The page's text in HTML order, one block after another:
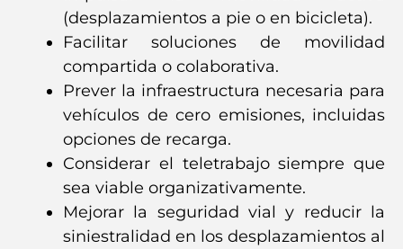
(desplazamientos a pie o en bicicleta).
Facilitar soluciones de movilidad
compartida o colaborativa.
Prever la infraestructura necesaria para
vehículos de cero emisiones, incluidas
opciones de recarga.
Considerar el teletrabajo siempre que
sea viable organizativamente.
Mejorar la seguridad vial y reducir la
siniestralidad en los desplazamientos al